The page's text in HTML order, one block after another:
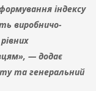
індексу
виробничо-
— додає
та генеральний